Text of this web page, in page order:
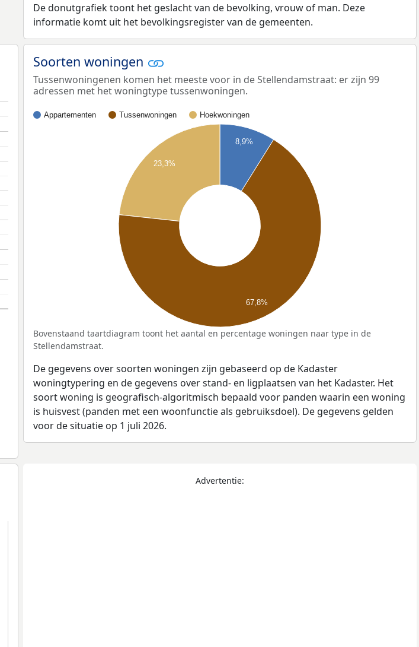
De donutgrafiek toont het geslacht van de bevolking, vrouw of man. Deze
informatie komt uit het bevolkingsregister van de gemeenten.
Soorten woningen
Tussenwoningenen komen het meeste voor in de Stellendamstraat: er zijn 99
adressen met het woningtype tussenwoningen.
Appartementen Tussenwoningen Hoekwoningen
8,9%
23,3%
67,8%
Bovenstaand taartdiagram toont het aantal en percentage woningen naar type in de
Stellendamstraat.
De gegevens over soorten woningen zijn gebaseerd op de Kadaster
woningtypering en de gegevens over stand- en ligplaatsen van het Kadaster. Het
soort woning is geografisch-algoritmisch bepaald voor panden waarin een woning
is huisvest (panden met een woonfunctie als gebruiksdoel). De gegevens gelden
voor de situatie op 1 juli 2026.
Advertentie: